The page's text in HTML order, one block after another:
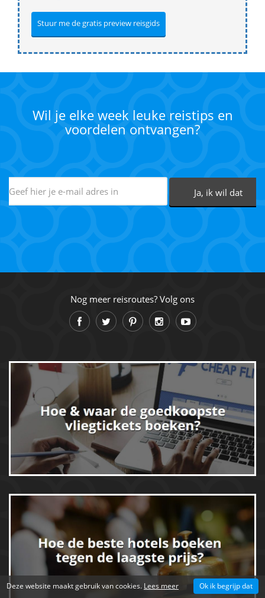
Wil je elke week leuke reistips en
voordelen ontvangen?
Nog meer reisroutes? Volg ons
Deze website maakt gebruik van cookies. Lees meer Ok ik begrijp dat